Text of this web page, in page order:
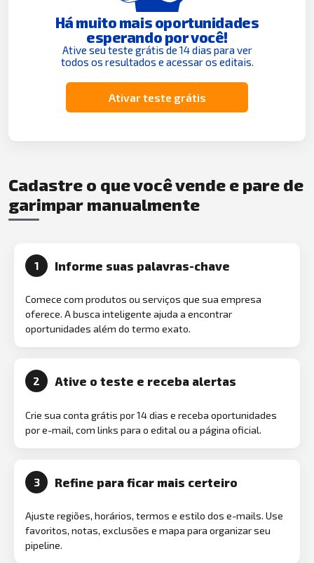
Há muito mais oportunidades
esperando por você!
Ative seu teste grátis de 14 dias para ver
todos os resultados e acessar os editais.
Ativar teste grátis
Cadastre o que você vende e pare de
garimpar manualmente
1 Informe suas palavras-chave
Comece com produtos ou serviços que sua empresa
oferece. A busca inteligente ajuda a encontrar
oportunidades além do termo exato.
2 Ative o teste e receba alertas
Crie sua conta grátis por 14 dias e receba oportunidades
por e-mail, com links para o edital ou a página oficial.
3 Refine para ficar mais certeiro
Ajuste regiões, horários, termos e estilo dos e-mails. Use
favoritos, notas, exclusões e mapa para organizar seu
pipeline.